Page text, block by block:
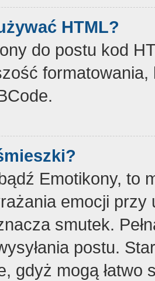
HTML?
do postu kod
Emotikony, to
emocji
smutek.
postu.
gdyż mogą